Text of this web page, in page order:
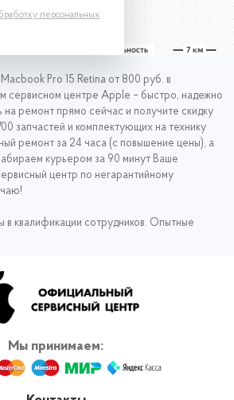
персональных
Pro 15 Retina от 800 руб. в
сервисном центре Apple – быстро, надежно
на ремонт прямо сейчас и получите скидку
запчастей и комплектующих на технику
ремонт за 24 часа (с повышение цены), а
курьером за 90 минут Ваше
центр по негарантийному
в квалификации сотрудников. Опытные
работают с техникой Эпл, поэтому
Чтобы не тратить время в долгом
обращайтесь в наш сервис.
Мы принимаем: